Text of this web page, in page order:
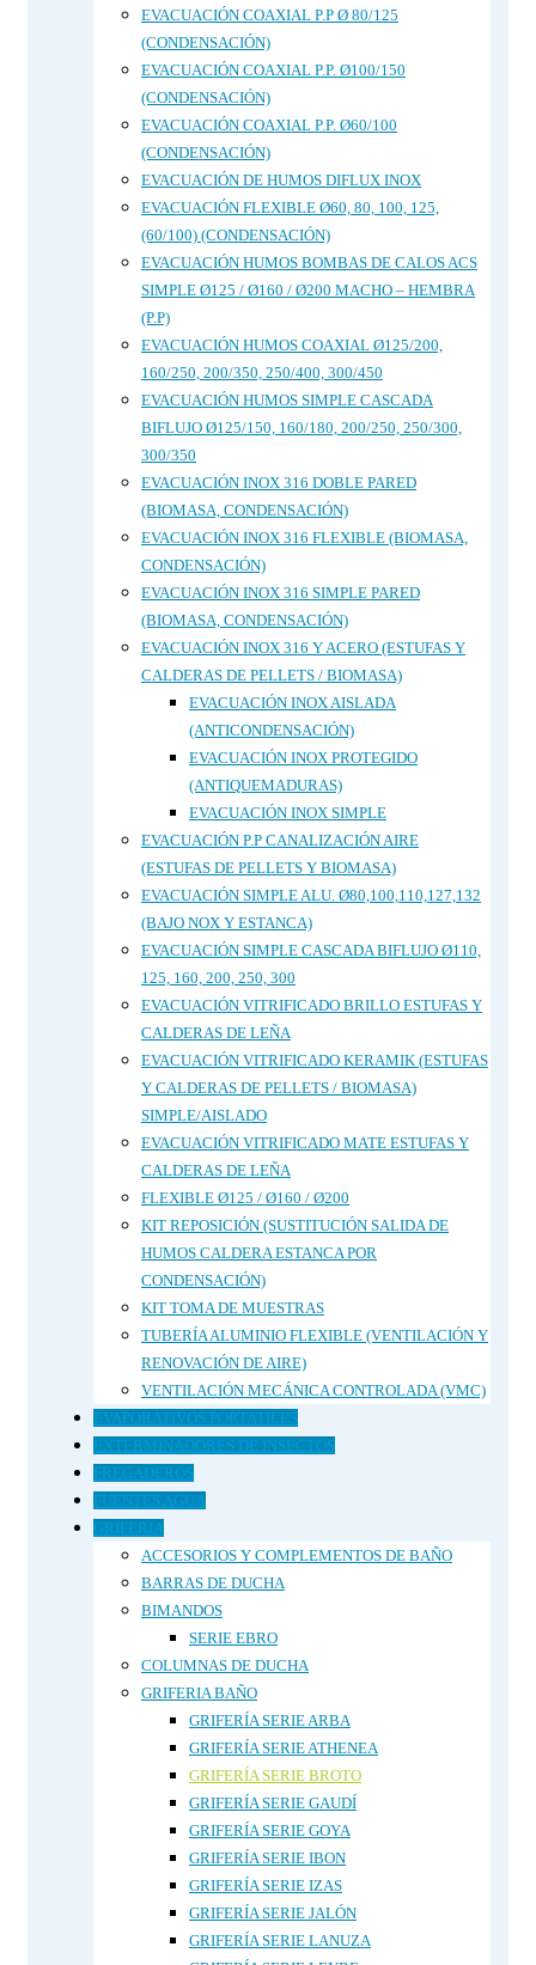
EVACUACIÓN COAXIAL P.P Ø 80/125
(CONDENSACIÓN)
EVACUACIÓN COAXIAL P.P. Ø100/150
(CONDENSACIÓN)
EVACUACIÓN COAXIAL P.P. Ø60/100
(CONDENSACIÓN)
EVACUACIÓN DE HUMOS DIFLUX INOX
EVACUACIÓN FLEXIBLE Ø60, 80, 100, 125,
(60/100) (CONDENSACIÓN)
EVACUACIÓN HUMOS BOMBAS DE CALOS ACS
SIMPLE Ø125 / Ø160 / Ø200 MACHO – HEMBRA
(P.P)
EVACUACIÓN HUMOS COAXIAL Ø125/200,
160/250, 200/350, 250/400, 300/450
EVACUACIÓN HUMOS SIMPLE CASCADA
BIFLUJO Ø125/150, 160/180, 200/250, 250/300,
300/350
EVACUACIÓN INOX 316 DOBLE PARED
(BIOMASA, CONDENSACIÓN)
EVACUACIÓN INOX 316 FLEXIBLE (BIOMASA,
CONDENSACIÓN)
EVACUACIÓN INOX 316 SIMPLE PARED
(BIOMASA, CONDENSACIÓN)
EVACUACIÓN INOX 316 Y ACERO (ESTUFAS Y
CALDERAS DE PELLETS / BIOMASA)
EVACUACIÓN INOX AISLADA
(ANTICONDENSACIÓN)
EVACUACIÓN INOX PROTEGIDO
(ANTIQUEMADURAS)
EVACUACIÓN INOX SIMPLE
EVACUACIÓN P.P CANALIZACIÓN AIRE
(ESTUFAS DE PELLETS Y BIOMASA)
EVACUACIÓN SIMPLE ALU. Ø80,100,110,127,132
(BAJO NOX Y ESTANCA)
EVACUACIÓN SIMPLE CASCADA BIFLUJO Ø110,
125, 160, 200, 250, 300
EVACUACIÓN VITRIFICADO BRILLO ESTUFAS Y
CALDERAS DE LEÑA
EVACUACIÓN VITRIFICADO KERAMIK (ESTUFAS
Y CALDERAS DE PELLETS / BIOMASA)
SIMPLE/AISLADO
EVACUACIÓN VITRIFICADO MATE ESTUFAS Y
CALDERAS DE LEÑA
FLEXIBLE Ø125 / Ø160 / Ø200
KIT REPOSICIÓN (SUSTITUCIÓN SALIDA DE
HUMOS CALDERA ESTANCA POR
CONDENSACIÓN)
KIT TOMA DE MUESTRAS
TUBERÍA ALUMINIO FLEXIBLE (VENTILACIÓN Y
RENOVACIÓN DE AIRE)
VENTILACIÓN MECÁNICA CONTROLADA (VMC)
EVAPORATIVOS PORTATILES
EXTERMINADORES DE INSECTOS
FREGADEROS
FUENTES AGUA
GRIFERIA
ACCESORIOS Y COMPLEMENTOS DE BAÑO
BARRAS DE DUCHA
BIMANDOS
SERIE EBRO
COLUMNAS DE DUCHA
GRIFERIA BAÑO
GRIFERÍA SERIE ARBA
GRIFERÍA SERIE ATHENEA
GRIFERÍA SERIE BROTO
GRIFERÍA SERIE GAUDÍ
GRIFERÍA SERIE GOYA
GRIFERÍA SERIE IBON
GRIFERÍA SERIE IZAS
GRIFERÍA SERIE JALÓN
GRIFERÍA SERIE LANUZA